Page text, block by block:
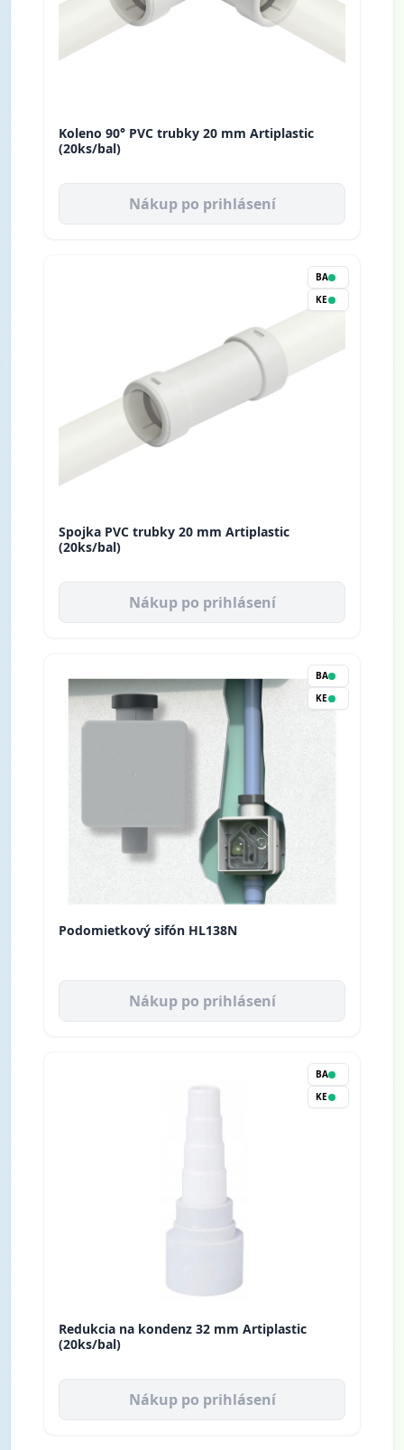
Koleno 90° PVC trubky 20 mm Artiplastic
(20ks/bal)
Nákup po prihlásení
BA
KE
Spojka PVC trubky 20 mm Artiplastic
(20ks/bal)
Nákup po prihlásení
BA
KE
Podomietkový sifón HL138N
Nákup po prihlásení
BA
KE
Redukcia na kondenz 32 mm Artiplastic
(20ks/bal)
Nákup po prihlásení